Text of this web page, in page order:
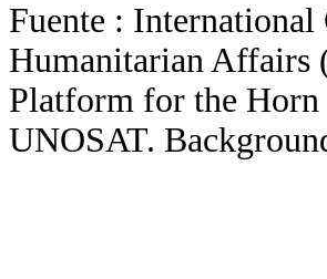
Fuente :
Humanitarian Affairs
Platform for the
UNOSAT.